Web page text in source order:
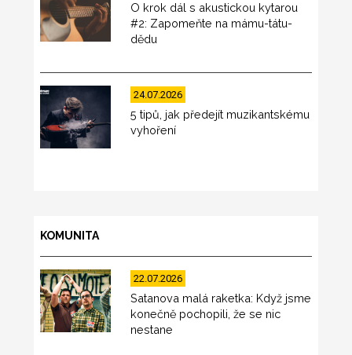
O krok dál s akustickou kytarou
#2: Zapomeňte na mámu-tátu-
dědu
24.07.2026
5 tipů, jak předejít muzikantskému
vyhoření
KOMUNITA
22.07.2026
Satanova malá raketka: Když jsme
konečně pochopili, že se nic
nestane